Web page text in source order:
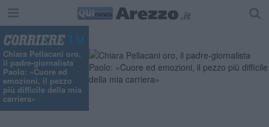
Chiara Pellacani oro,
il padre-giornalista
Paolo: «Cuore ed
emozioni, il pezzo
più difficile della mia
carriera»